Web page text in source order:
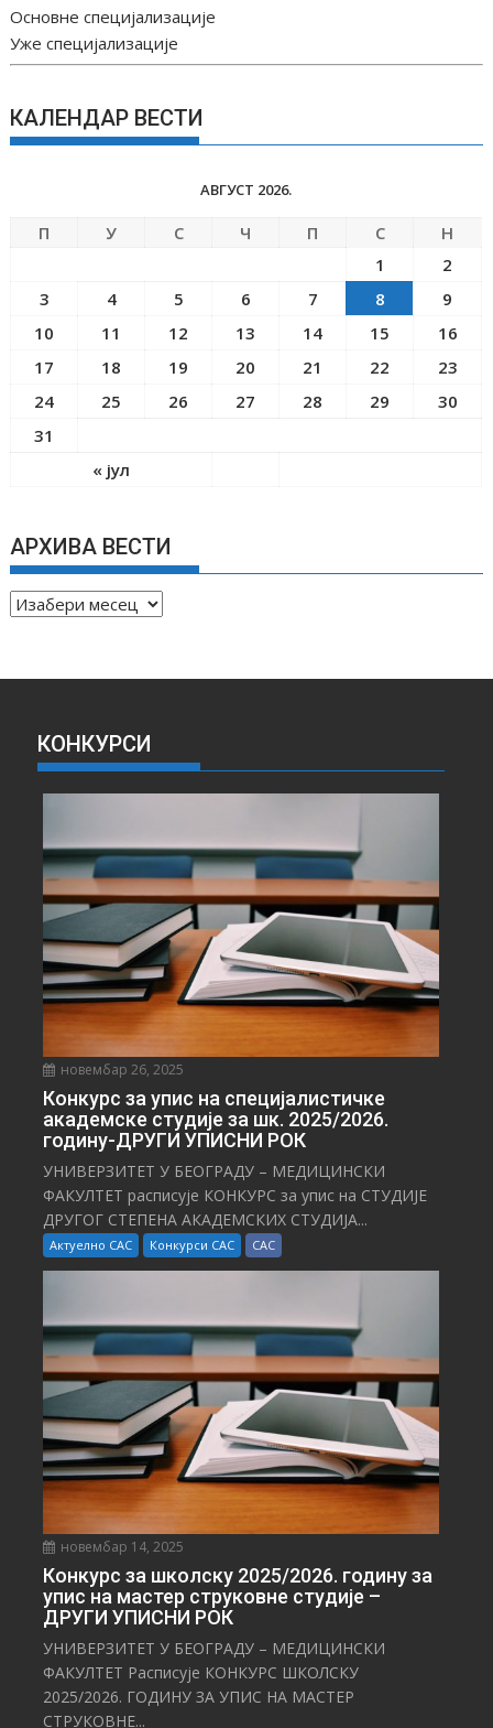
Основне специјализације
Уже специјализације
КАЛЕНДАР ВЕСТИ
АВГУСТ 2026.
П У С Ч П С Н
« јул
1
2
3
4 5 6 7 8
9
10
11 12 13 14 15
16
17
18 19 20 21 22
23
24
25 26 27 28 29
30
31
АРХИВА ВЕСТИ
А
И
КОНКУРСИ
новембар 26, 2025
Конкурс за упис на специјалистичке
академске студије за шк. 2025/2026.
годину-ДРУГИ УПИСНИ РОК
УНИВЕРЗИТЕТ У БЕОГРАДУ – МЕДИЦИНСКИ
ФАКУЛТЕТ расписује КОНКУРС за упис на СТУДИЈЕ
ДРУГОГ СТЕПЕНА АКАДЕМСКИХ СТУДИЈА...
Актуелно САС Конкурси САС САС
новембар 14, 2025
Конкурс за школску 2025/⁠2026. годину за
упис на мастер струковне студије –
ДРУГИ УПИСНИ РОК
УНИВЕРЗИТЕТ У БЕОГРАДУ – МЕДИЦИНСКИ
ФАКУЛТЕТ Расписује КОНКУРС ШКОЛСКУ
2025/⁠2026. ГОДИНУ ЗА УПИС НА МАСТЕР
СТРУКОВНЕ...